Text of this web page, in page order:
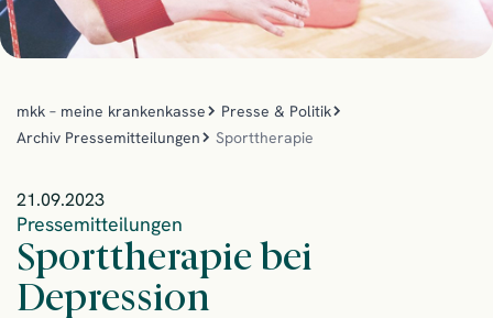
mkk – meine krankenkasse
Presse & Politik
Archiv Pressemitteilungen
Sporttherapie
21.09.2023
Pressemitteilungen
Sporttherapie bei
Depression